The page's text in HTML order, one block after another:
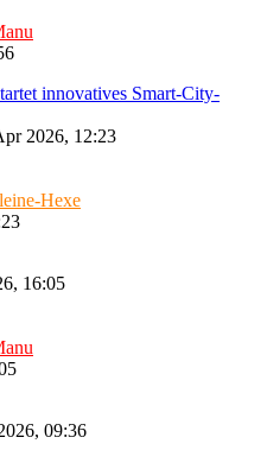
innovatives Smart-City-
2026, 12:23
Hexe
16:05
09:36